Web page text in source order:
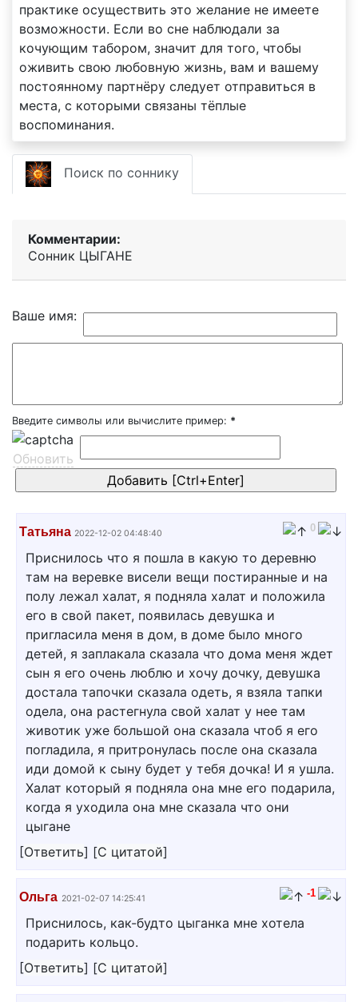
практике осуществить это желание не имеете
возможности. Если во сне наблюдали за
кочующим табором, значит для того, чтобы
оживить свою любовную жизнь, вам и вашему
постоянному партнёру следует отправиться в
места, с которыми связаны тёплые
воспоминания.
Поиск по соннику
Комментарии:
Сонник ЦЫГАНЕ
Ваше имя:
Введите символы или вычислите пример: *
Обновить
Татьяна 2022-12-02 04:48:40 0
Приснилось что я пошла в какую то деревню
там на веревке висели вещи постиранные и на
полу лежал халат, я подняла халат и положила
его в свой пакет, появилась девушка и
пригласила меня в дом, в доме было много
детей, я заплакала сказала что дома меня ждет
сын я его очень люблю и хочу дочку, девушка
достала тапочки сказала одеть, я взяла тапки
одела, она растегнула свой халат у нее там
животик уже большой она сказала чтоб я его
погладила, я притронулась после она сказала
иди домой к сыну будет у тебя дочка! И я ушла.
Халат который я подняла она мне его подарила,
когда я уходила она мне сказала что они
цыгане
[Ответить] [С цитатой]
Ольга 2021-02-07 14:25:41 -1
Приснилось, как-будто цыганка мне хотела
подарить кольцо.
[Ответить] [С цитатой]